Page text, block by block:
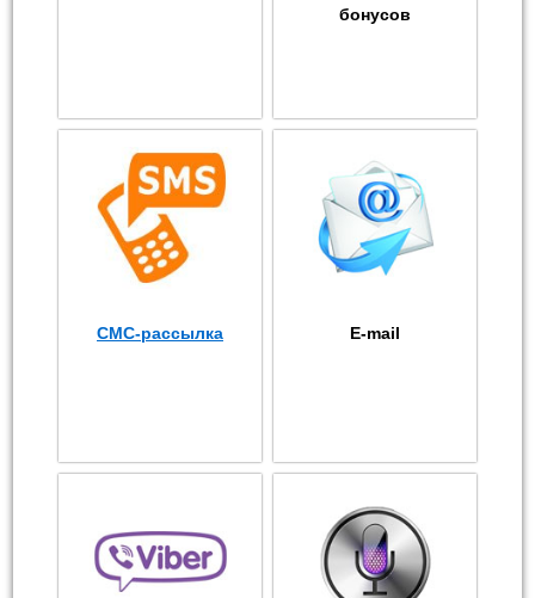
бонусов
СМС-рассылка E-mail